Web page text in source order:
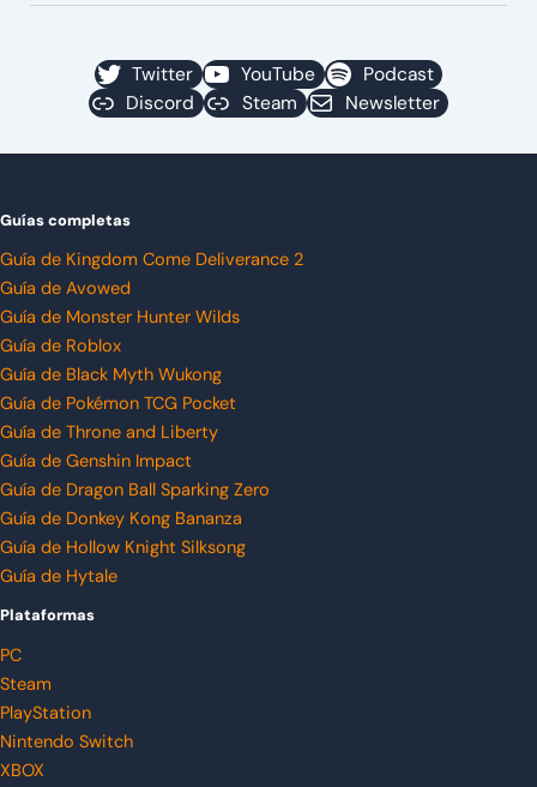
Twitter YouTube
Podcast
Discord
Steam Newsletter
Guías completas
Guía de Kingdom Come Deliverance 2
Guía de Avowed
Guía de Monster Hunter Wilds
Guía de Roblox
Guía de Black Myth Wukong
Guía de Pokémon TCG Pocket
Guía de Throne and Liberty
Guía de Genshin Impact
Guía de Dragon Ball Sparking Zero
Guía de Donkey Kong Bananza
Guía de Hollow Knight Silksong
Guía de Hytale
Plataformas
PC
Steam
PlayStation
Nintendo Switch
XBOX